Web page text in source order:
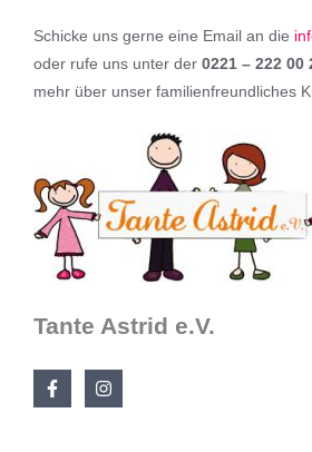
Schicke uns gerne eine Email an die
oder rufe uns unter der 0221 – 222 00
mehr über unser familienfreundliches
Tante Astrid e.V.